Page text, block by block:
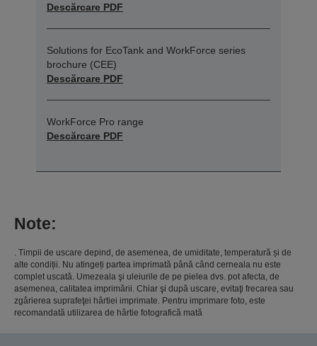
Descărcare PDF
Solutions for EcoTank and WorkForce series
brochure (CEE)
Descărcare PDF
WorkForce Pro range
Descărcare PDF
Note:
. Timpii de uscare depind, de asemenea, de umiditate, temperatură și de
alte condiții. Nu atingeți partea imprimată până când cerneala nu este
complet uscată. Umezeala şi uleiurile de pe pielea dvs. pot afecta, de
asemenea, calitatea imprimării. Chiar şi după uscare, evitaţi frecarea sau
zgârierea suprafeţei hârtiei imprimate. Pentru imprimare foto, este
recomandată utilizarea de hârtie fotografică mată